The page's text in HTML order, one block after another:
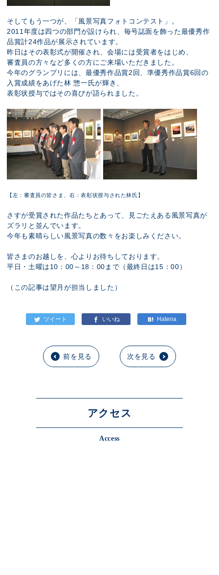
そしてもう一つが、「風景写真フォトコンテスト」。
2011年度は四つの部門が設けられ、毎号誌面を飾った最優秀作
品賞計24作品が展示されています。
昨日はその表彰式が開催され、会場には受賞者をはじめ、
審査員の方々など多くの方にご来場いただきました。
今年のグランプリには、最優秀作品賞2回、準優秀作品賞6回の
入賞成績をあげた林 惣一氏が輝き、
表彰状授与ではその喜びが語られました。
【左：審査員の皆さま、右：表彰状授与された林氏】
さすが受賞された作品たちとあって、見ごたえある風景写真が
ズラリと並んでいます。
今年も素晴らしい風景写真の数々をお楽しみください。
皆さまのお越しを、心よりお待ちしております。
平日・土曜は10：00～18：00まで（最終日は15：00）
（この記事は望月が担当しました）
前を見る 次を見る
アクセス
Access